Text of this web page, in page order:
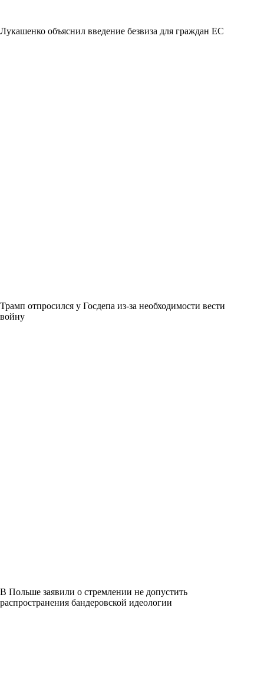
Лукашенко объяснил введение безвиза для граждан ЕС
Трамп отпросился у Госдепа из-за необходимости вести
войну
В Польше заявили о стремлении не допустить
распространения бандеровской идеологии